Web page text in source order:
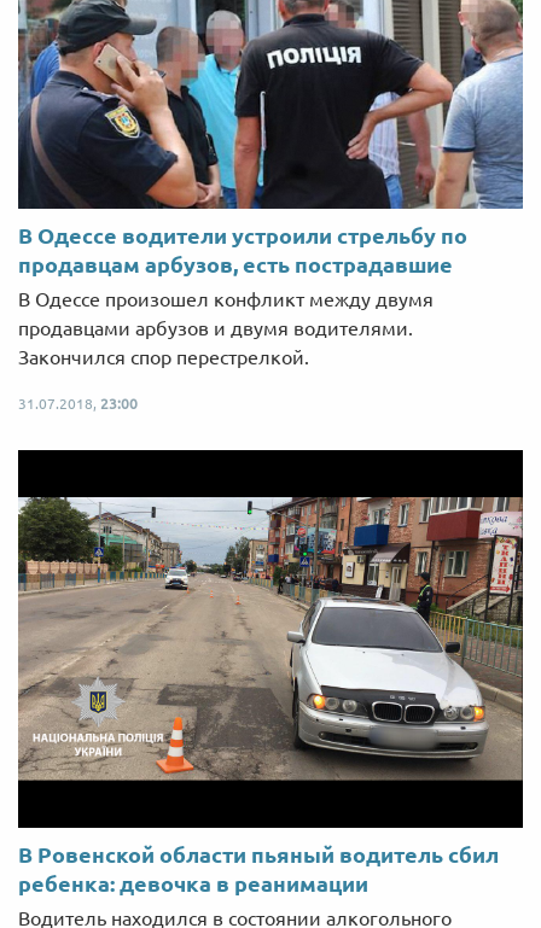
В Одессе водители устроили стрельбу по
продавцам арбузов, есть пострадавшие
В Одессе произошел конфликт между двумя
продавцами арбузов и двумя водителями.
Закончился спор перестрелкой.
31.07.2018, 23:00
В Ровенской области пьяный водитель сбил
ребенка: девочка в реанимации
Водитель находился в состоянии алкогольного